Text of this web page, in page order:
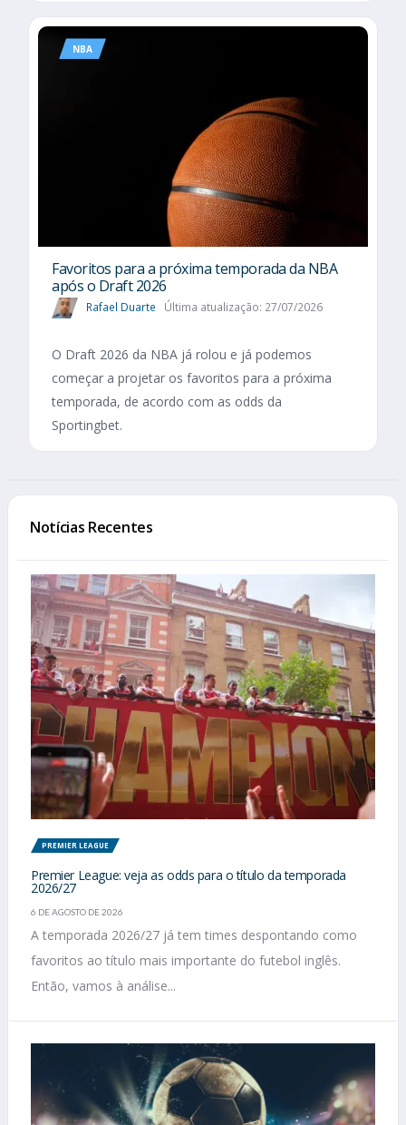
NBA
Favoritos para a próxima temporada da NBA
após o Draft 2026
Rafael Duarte Última atualização: 27/07/2026
O Draft 2026 da NBA já rolou e já podemos
começar a projetar os favoritos para a próxima
temporada, de acordo com as odds da
Sportingbet.
Notícias Recentes
PREMIER LEAGUE
Premier League: veja as odds para o título da temporada
2026/27
6 DE AGOSTO DE 2026
A temporada 2026/27 já tem times despontando como
favoritos ao título mais importante do futebol inglês.
Então, vamos à análise...